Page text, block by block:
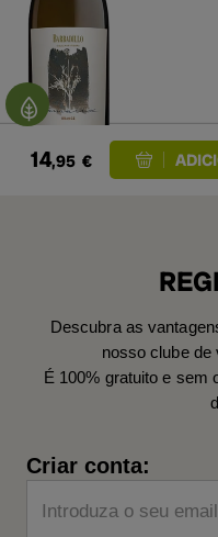
14,95 €
Descubra as
nosso clube de
É 100% gratuito e sem
Criar conta:
Introduza o seu